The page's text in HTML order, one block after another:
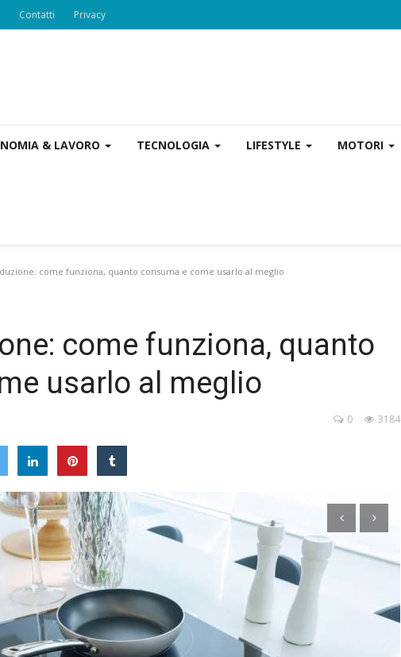
Contatti Privacy
& LAVORO TECNOLOGIA LIFESTYLE MOTORI
come funziona, quanto consuma e come usarlo al meglio
come funziona, quanto
usarlo al meglio
3184
0